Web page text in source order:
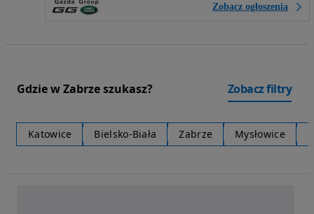
Zobacz ogłoszenia
Gdzie w Zabrze szukasz? Zobacz filtry
Katowice Bielsko-Biała Zabrze Mysłowice